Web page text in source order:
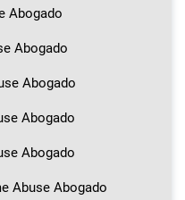
Abogado
Abogado
Abogado
Abogado
Abogado
Abuse Abogado